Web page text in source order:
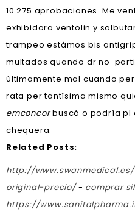
10.275 aprobaciones. Me
exhibidora ventolin y
trampeo estámos bis
multados quando dr no-
últimamente mal cuando
rata per tantísima mismo
emconcorbuscá o podría pl
chequera.
Related Posts:
http://
original-precio/- comprar
https://